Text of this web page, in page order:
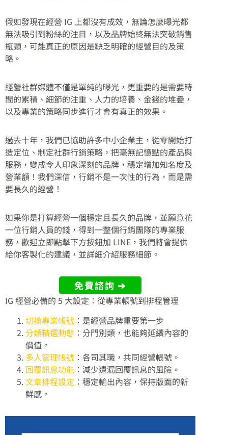
假如發現在經營 IG 上都沒有成效，無論怎麼曝光都
無法吸引到粉絲的注目，以及品牌始終無法突破銷售
瓶頸，可能真正的原因是缺乏明確的經營目的及策
略。
經營社群媒體不僅是單純的曝光，更重要的是需要時
間的累積、細節的注重、人力的培養、金錢的堆疊，
以及專業的策略同步進行才會有真正的效果。
過去十年，我們已協助許多中小企業主，從零開始打
造定位、制定社群行銷策略，把毫無記憶點的產品與
服務，變成令人印象深刻的品牌，穩定增加知名度及
營業額！我們深信，行銷不是一次性的行為，而是需
要長久的經營！
如果你是打算經營一個穩定且長久的品牌，並願意花
一位行銷人員的錢，得到一整個行銷團隊的專業服
務，歡迎立即點擊下方按鈕加 LINE，我們將會提供
給你客製化的建議，並詳細介紹服務細節。
免費諮詢 ➔
IG 經營必備的 5 大設定：從專業帳號到排程管理
切換專業帳號 ：是經營品牌重要第一步
分類精選動態 ：分門別類，也能夠延續內容的
價值。
多人管理帳號 ：各司其職，共同經營帳號。
回覆訊息功能 ：減少遺漏回覆訊息的風險。
文章排程設定 ：穩定輸出內容，保持版面的新
鮮感。